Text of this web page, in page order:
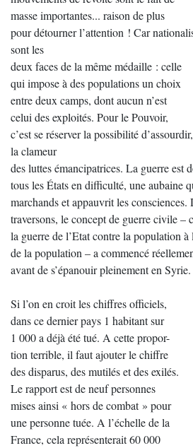
masse importantes... raison de plus
pour détourner l’attention ! Car
sont les
deux faces de la même médaille : celle
qui impose à des populations un choix
entre deux camps, dont aucun n’est
celui des exploités. Pour le Pouvoir,
c’est se réserver la possibilité
la clameur
des luttes émancipatrices. La guerre est
tous les États en difficulté, une aubaine
marchands et appauvrit les
traversons, le concept de guerre civile –
la guerre de l’Etat contre la population
de la population – a commencé
avant de s’épanouir pleinement en Syrie.
Si l’on en croit les chiffres officiels,
dans ce dernier pays 1 habitant sur
1 000 a déjà été tué. A cette propor-
tion terrible, il faut ajouter le chiffre
des disparus, des mutilés et des exilés.
Le rapport est de neuf personnes
mises ainsi « hors de combat » pour
une personne tuée. A l’échelle de la
France, cela représenterait 60 000